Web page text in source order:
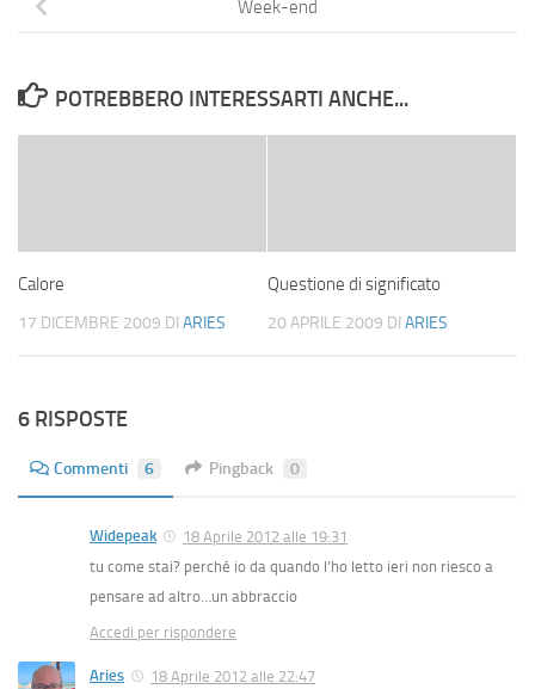
Week-end
POTREBBERO INTERESSARTI ANCHE...
Calore
17 DICEMBRE 2009 DI ARIES
Questione di significato
20 APRILE 2009 DI ARIES
6 RISPOSTE
Commenti 6 Pingback 0
Widepeak
18 Aprile 2012 alle 19:31
tu come stai? perché io da quando l’ho letto ieri non riesco a
pensare ad altro…un abbraccio
Accedi per rispondere
Aries
18 Aprile 2012 alle 22:47